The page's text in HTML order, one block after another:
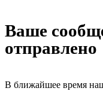
Ваше
отправлено
В ближайшее время